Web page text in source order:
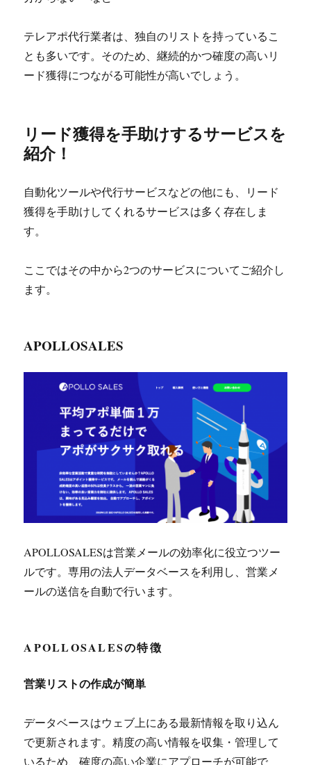
テレアポ代行業者は、独自のリストを持っているこ
とも多いです。そのため、継続的かつ確度の高いリ
ード獲得につながる可能性が高いでしょう。
リード獲得を手助けするサービスを
紹介！
自動化ツールや代行サービスなどの他にも、リード
獲得を手助けしてくれるサービスは多く存在しま
す。
ここではその中から2つのサービスについてご紹介し
ます。
APOLLOSALES
APOLLOSALESは営業メールの効率化に役立つツー
ルです。専用の法人データベースを利用し、営業メ
ールの送信を自動で行います。
APOLLOSALESの特徴
営業リストの作成が簡単
データベースはウェブ上にある最新情報を取り込ん
で更新されます。精度の高い情報を収集・管理して
いるため、確度の高い企業にアプローチが可能で